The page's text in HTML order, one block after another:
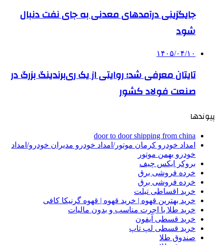
جایگزینی درآمدهای معدنی به جای نفت دنبال
شود
۱۴۰۵/۰۴/۱۰
تایتان معرفی شد؛ روایتی از یک ری‌برندینگ بزرگ در
صنعت فولاد کشور
پیوندها
door to door shipping from china
امداد خودرو کرمان موتور/امداد خودرو مدیران خودرو/امداد
خودرو بهمن موتور
بروکر ایکس چیف
خرده فروشی برق
خرده فروشی برق
خرید اقساطی تبلت
خرید بهترین قهوه | خرید قهوه | قهوه گرنیکا کافی
خرید طلا با اجرت مناسب و بدون مالیات
خرید قسطی آیفون
خرید قسطی لپ تاپ
صندوق طلا